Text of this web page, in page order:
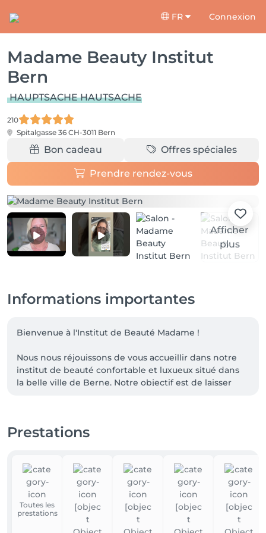
FR Connexion
Madame Beauty Institut
Bern
HAUPTSACHE HAUTSACHE
210
Spitalgasse 36 CH-3011 Bern
Bon cadeau Offres spéciales
Prendre rendez-vous
Afficher
plus
Informations importantes
Bienvenue à l'Institut de Beauté Madame !
Nous nous réjouissons de vous accueillir dans notre
institut de beauté confortable et luxueux situé dans
la belle ville de Berne. Notre objectif est de laisser
Nos experts en beauté hautement qualifiés et
proposer des solutions de beauté sur mesure. Que
vous souhaitiez un soin du visage, une épilation au
laser, un détatouage, de la cellulite ou un soin
médical de beauté (Botox, injections dans les lèvres,
etc.), vous êtes entre de bonnes mains chez nous.
Prestations
Toutes les
prestations